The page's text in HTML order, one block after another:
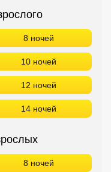
8 ночей
10 ночей
12 ночей
14 ночей
8 ночей